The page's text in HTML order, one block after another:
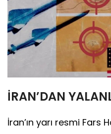
İRAN’DAN
İran’ın yarı resmi Fars